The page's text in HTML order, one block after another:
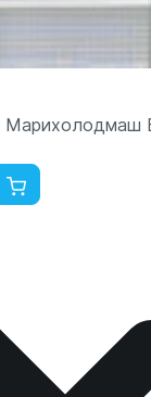
Марихолодмаш